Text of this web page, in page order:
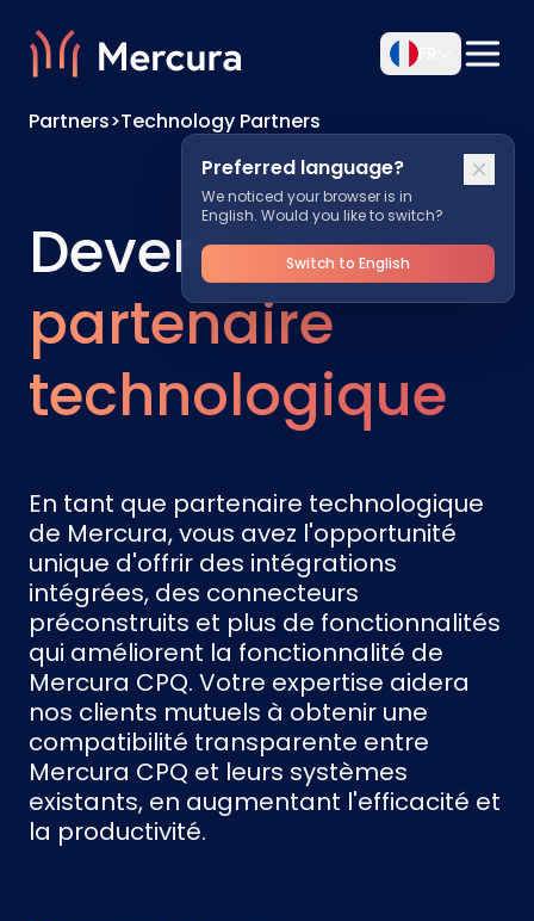
Preferred language?
We noticed your browser is in
English. Would you like to switch?
Switch to English
Partners>Technology Partners
Devenir un
partenaire
technologique
En tant que partenaire technologique
de Mercura, vous avez l'opportunité
unique d'offrir des intégrations
intégrées, des connecteurs
préconstruits et plus de fonctionnalités
qui améliorent la fonctionnalité de
Mercura CPQ. Votre expertise aidera
nos clients mutuels à obtenir une
compatibilité transparente entre
Mercura CPQ et leurs systèmes
existants, en augmentant l'efficacité et
la productivité.